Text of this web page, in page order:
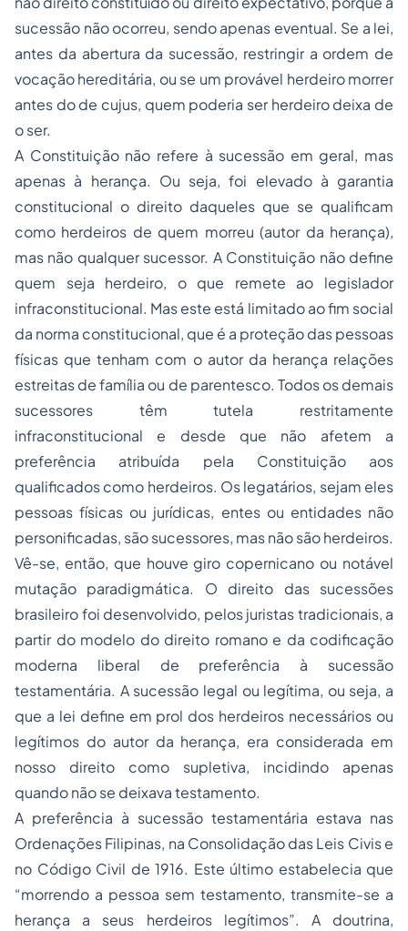
sucessão não ocorreu, sendo apenas eventual. Se a lei,
antes da abertura da sucessão, restringir a ordem de
vocação hereditária, ou se um provável herdeiro morrer
antes dode cujus, quem poderia ser herdeiro deixa de
o ser.
A Constituição não refere à sucessão em geral, mas
apenas à herança. Ou seja, foi elevado à garantia
constitucional o direito daqueles que se qualificam
como herdeiros de quem morreu (autor da herança),
mas não qualquer sucessor. A Constituição não define
quem seja herdeiro, o que remete ao legislador
infraconstitucional. Mas este está limitado ao fim social
da norma constitucional, que é a proteção das pessoas
físicas que tenham com o autor da herança relações
estreitas de família ou de parentesco. Todos os demais
sucessores têm tutela restritamente
infraconstitucional e desde que não afetem a
preferência atribuída pela Constituição aos
qualificados como herdeiros. Os legatários, sejam eles
pessoas físicas ou jurídicas, entes ou entidades não
personificadas, são sucessores, mas não são herdeiros.
Vê-se, então, que houve giro copernicano ou notável
mutação paradigmática. O direito das sucessões
brasileiro foi desenvolvido, pelos juristas tradicionais, a
partir do modelo do direito romano e da codificação
moderna liberal de preferência à sucessão
testamentária. A sucessão legal ou legítima, ou seja, a
que a lei define em prol dos herdeiros necessários ou
legítimos do autor da herança, era considerada em
nosso direito como supletiva, incidindo apenas
quando não se deixava testamento.
A preferência à sucessão testamentária estava nas
Ordenações Filipinas, na Consolidação das Leis Civis e
no Código Civil de 1916. Este último estabelecia que
“morrendo a pessoa sem testamento, transmite-se a
herança a seus herdeiros legítimos”. A doutrina,